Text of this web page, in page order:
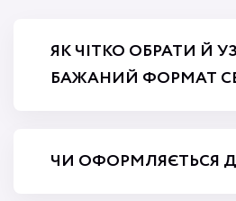
ЯК ЧІТКО ОБРАТИ Й
БАЖАНИЙ ФОРМАТ
ЧИ ОФОРМЛЯЄТЬСЯ